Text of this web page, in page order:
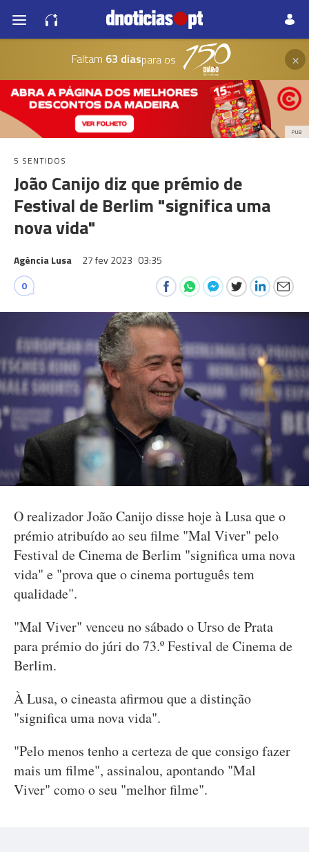
Faltam 63 diaspara os ×
PUB
5 SENTIDOS
João Canijo diz que prémio de
Festival de Berlim "significa uma
nova vida"
Agência Lusa 27 fev 2023 03:35
0
O realizador João Canijo disse hoje à Lusa que o
prémio atribuído ao seu filme "Mal Viver" pelo
Festival de Cinema de Berlim "significa uma nova
vida" e "prova que o cinema português tem
qualidade".
"Mal Viver" venceu no sábado o Urso de Prata
para prémio do júri do 73.º Festival de Cinema de
Berlim.
À Lusa, o cineasta afirmou que a distinção
"significa uma nova vida".
"Pelo menos tenho a certeza de que consigo fazer
mais um filme", assinalou, apontando "Mal
Viver" como o seu "melhor filme".